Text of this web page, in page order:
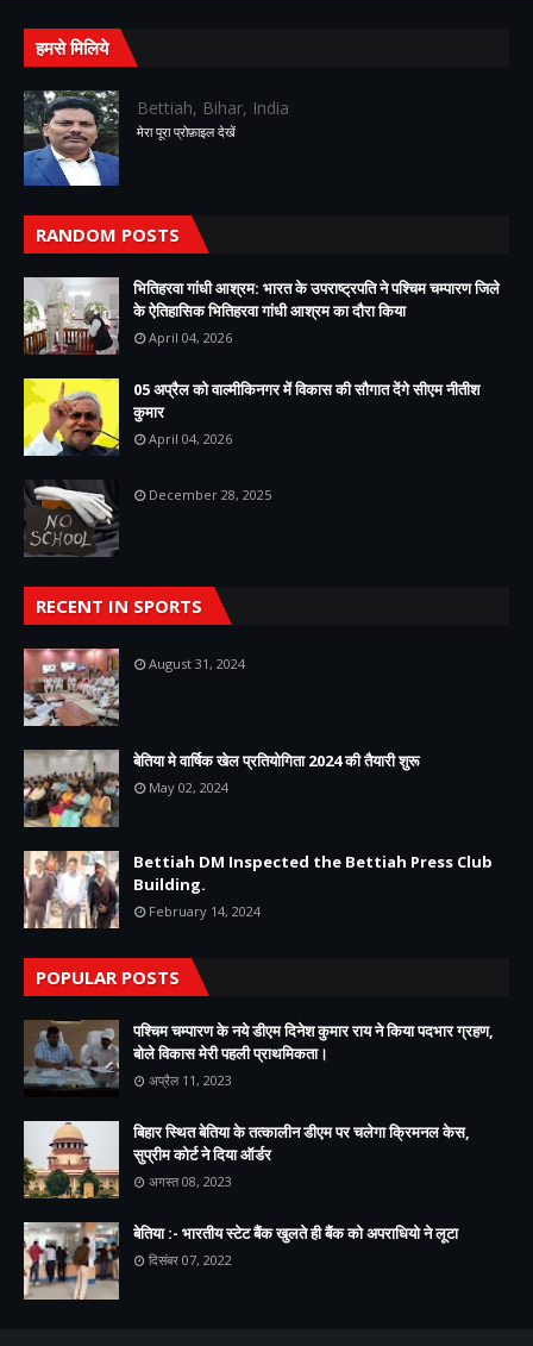
हमसे मिलिये
Bettiah, Bihar, India
मेरा पूरा प्रोफ़ाइल देखें
RANDOM POSTS
भितिहरवा गांधी आश्रम: भारत के उपराष्ट्रपति ने पश्चिम चम्पारण जिले
के ऐतिहासिक भितिहरवा गांधी आश्रम का दौरा किया
April 04, 2026
05 अप्रैल को वाल्मीकिनगर में विकास की सौगात देंगे सीएम नीतीश
कुमार
April 04, 2026
December 28, 2025
RECENT IN SPORTS
August 31, 2024
बेतिया मे वार्षिक खेल प्रतियोगिता 2024 की तैयारी शुरू
May 02, 2024
Bettiah DM Inspected the Bettiah Press Club
Building.
February 14, 2024
POPULAR POSTS
पश्चिम चम्पारण के नये डीएम दिनेश कुमार राय ने किया पदभार ग्रहण,
बोले विकास मेरी पहली प्राथमिकता।
अप्रैल 11, 2023
बिहार स्थित बेतिया के तत्कालीन डीएम पर चलेगा क्रिमनल केस,
सुप्रीम कोर्ट ने दिया ऑर्डर
अगस्त 08, 2023
बेतिया :- भारतीय स्टेट बैंक खुलते ही बैंक को अपराधियो ने लूटा
दिसंबर 07, 2022